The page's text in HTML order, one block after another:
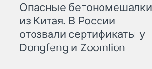
Опасные бетономешалки
из Китая. В России
отозвали сертификаты у
Dongfeng и Zoomlion